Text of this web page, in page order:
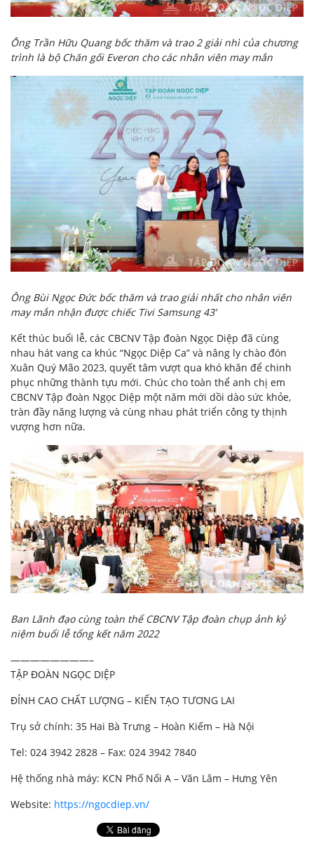
Ông Trần Hữu Quang bốc thăm và trao 2 giải nhì của chương
trình là bộ Chăn gối Everon cho các nhân viên may mắn
Ông Bùi Ngọc Đức bốc thăm và trao giải nhất cho nhân viên
may mắn nhận được chiếc Tivi Samsung 43’
Kết thúc buổi lễ, các CBCNV Tập đoàn Ngọc Diệp đã cùng
nhau hát vang ca khúc “Ngọc Diệp Ca” và nâng ly chào đón
Xuân Quý Mão 2023, quyết tâm vượt qua khó khăn để chinh
phục những thành tựu mới. Chúc cho toàn thể anh chị em
CBCNV Tập đoàn Ngọc Diệp một năm mới dồi dào sức khỏe,
tràn đầy năng lượng và cùng nhau phát triển công ty thịnh
vượng hơn nữa.
Ban Lãnh đạo cùng toàn thể CBCNV Tập đoàn chụp ảnh kỷ
niệm buổi lễ tổng kết năm 2022
————————–
TẬP ĐOÀN NGỌC DIỆP
ĐỈNH CAO CHẤT LƯỢNG – KIẾN TẠO TƯƠNG LAI
Trụ sở chính: 35 Hai Bà Trưng – Hoàn Kiếm – Hà Nội
Tel: 024 3942 2828 – Fax: 024 3942 7840
Hệ thống nhà máy: KCN Phố Nối A – Văn Lâm – Hưng Yên
Website: https://ngocdiep.vn/